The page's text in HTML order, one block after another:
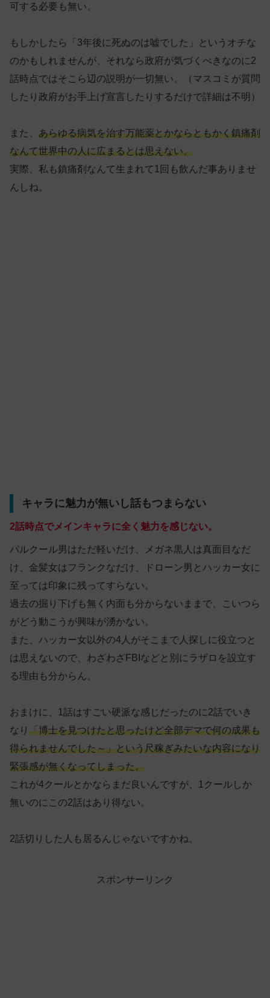
可する必要も無い。
もしかしたら「3年後に死ぬのは嘘でした」というオチな
のかもしれませんが、それなら政府が気づくべきなのに2
話時点ではそこら辺の説明が一切無い。（マスコミが質問
したり政府がお手上げ宣言したりするだけで詳細は不明）
また、 あらゆる病気を治す万能薬とかならともかく鎮痛剤
なんて世界中の人に広まるとは思えない。
実際、私も鎮痛剤なんて生まれて1回も飲んだ事ありませ
んしね。
キャラに魅力が無いし話もつまらない
2話時点でメインキャラに全く魅力を感じない。
パルクール男はただ軽いだけ、メガネ黒人は真面目なだ
け、金髪女はフランクなだけ、ドローン男とハッカー女に
至っては印象に残ってすらない。
過去の掘り下げも無く内面も分からないままで、こいつら
がどう動こうが興味が湧かない。
また、ハッカー女以外の4人がそこまで人探しに役立つと
は思えないので、わざわざFBIなどと別にラザロを設立す
る理由も分からん。
おまけに、1話はすごい硬派な感じだったのに2話でいき
なり 「博士を見つけたと思ったけど全部デマで何の成果も
得られませんでした～」という尺稼ぎみたいな内容になり
緊張感が無くなってしまった。
これが4クールとかならまだ良いんですが、1クールしか
無いのにこの2話はあり得ない。
2話切りした人も居るんじゃないですかね。
スポンサーリンク